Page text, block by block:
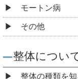
モートン病
その他
整体につい
整体の種類を